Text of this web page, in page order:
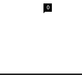
0